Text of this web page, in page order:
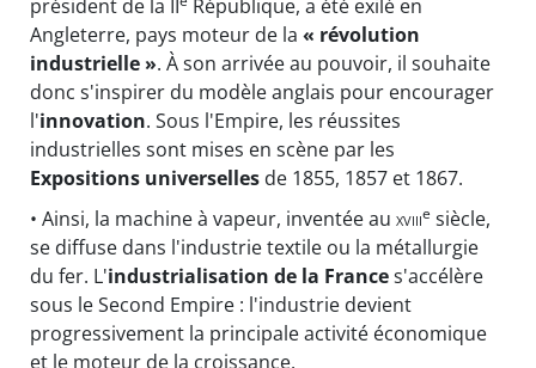
président de la II République, a été exilé en
Angleterre, pays moteur de la « révolution
industrielle ». À son arrivée au pouvoir, il souhaite
donc s'inspirer du modèle anglais pour encourager
l'innovation. Sous l'Empire, les réussites
industrielles sont mises en scène par les
Expositions universelles de 1855, 1857 et 1867.
• Ainsi, la machine à vapeur, inventée au xviiie siècle,
se diffuse dans l'industrie textile ou la métallurgie
du fer. L'industrialisation de la Frances'accélère
sous le Second Empire : l'industrie devient
progressivement la principale activité économique
et le moteur de la croissance.